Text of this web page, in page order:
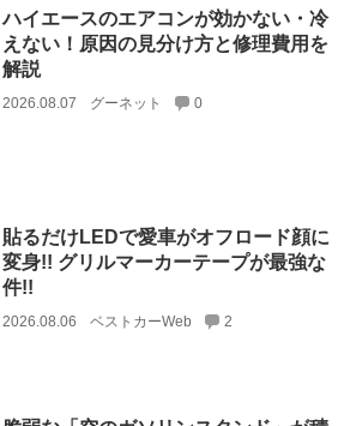
ハイエースのエアコンが効かない・冷
えない！原因の見分け方と修理費用を
解説
2026.08.07 グーネット 0
貼るだけLEDで愛車がオフロード顔に
変身!! グリルマーカーテープが最強な
件!!
2026.08.06 ベストカーWeb 2